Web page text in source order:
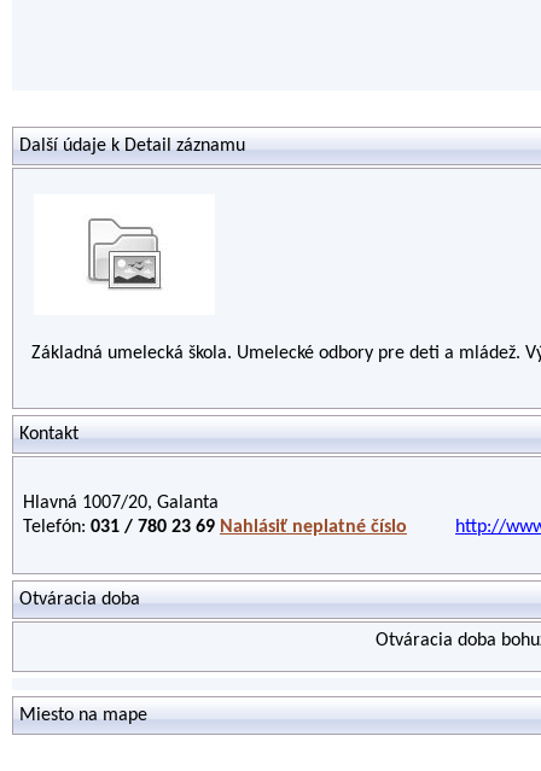
Další údaje k Detail záznamu
Základná umelecká škola. Umelecké odbory pre deti a mládež.
Kontakt
Hlavná 1007/20, Galanta
Telefón: 031 / 780 23 69 Nahlásiť neplatné číslo http://
Otváracia doba
Otváracia doba
Miesto na mape